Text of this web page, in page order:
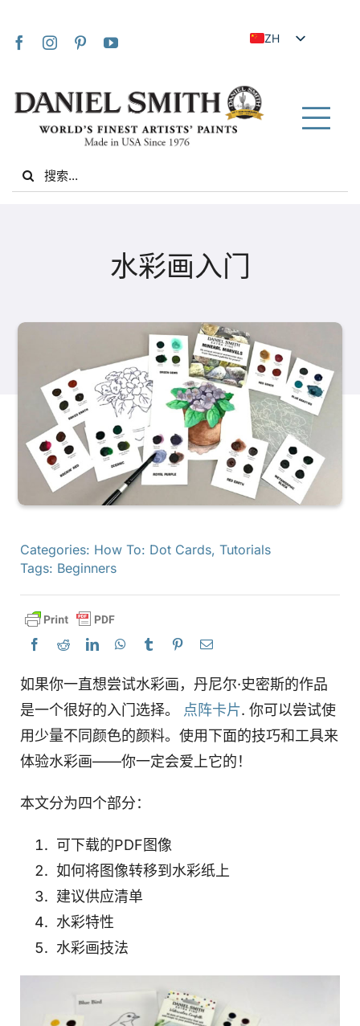
ZH
FR
产品
活动
博客
资源
查找零售商
订阅
Search
for:
水彩画入门
Categories: How To: Dot Cards, Tutorials
Tags: Beginners
如果你一直想尝试水彩画，丹尼尔·史密斯的作品
是一个很好的入门选择。 点阵卡片. 你可以尝试使
用少量不同颜色的颜料。使用下面的技巧和工具来
体验水彩画——你一定会爱上它的！
本文分为四个部分：
可下载的PDF图像
如何将图像转移到水彩纸上
建议供应清单
水彩特性
水彩画技法